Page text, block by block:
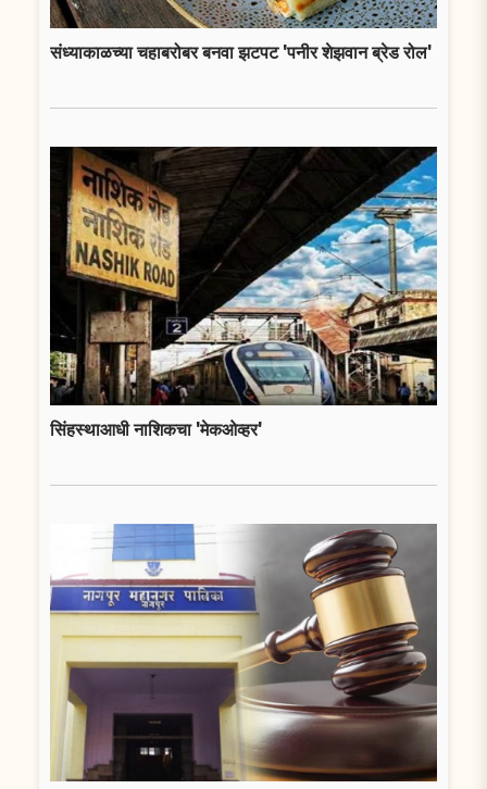
संध्याकाळच्या चहाबरोबर बनवा झटपट 'पनीर शेझवान ब्रेड रोल'
सिंहस्थाआधी नाशिकचा 'मेकओव्हर'